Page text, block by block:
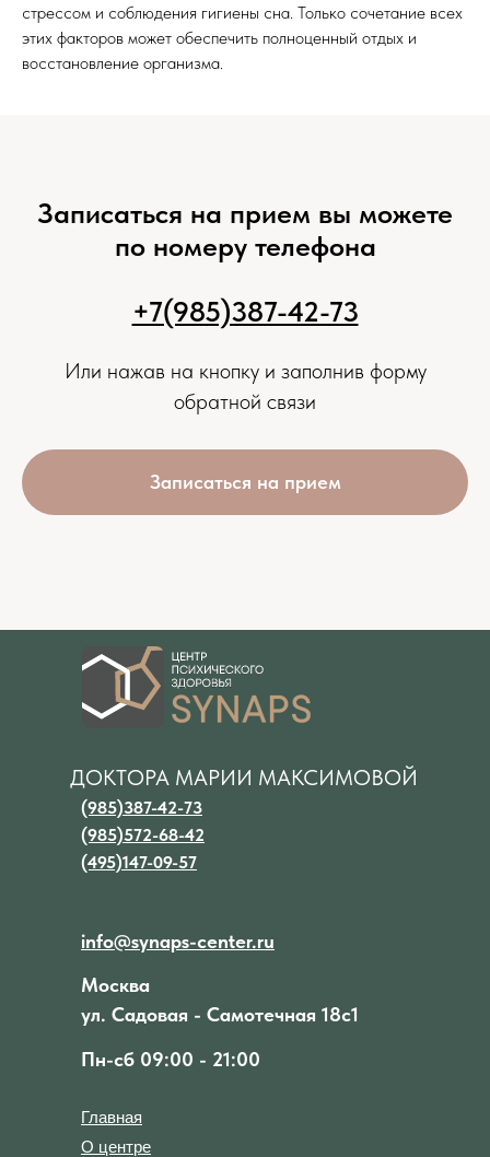
стрессом и соблюдения гигиены сна. Только сочетание всех
этих факторов может обеспечить полноценный отдых и
восстановление организма.
Записаться на прием вы можете
по номеру телефона
+7(985)387-42-73
Или нажав на кнопку и заполнив форму
обратной связи
Записаться на прием
(985)387-42-73
(985)572-68-42
Москва
ул. Садовая - Самотечная 18с1
Пн-сб 09:00 - 21:00
info@synaps-center.ru
ДОКТОРА МАРИИ МАКСИМОВОЙ
(495)147-09-57
Главная
О центре